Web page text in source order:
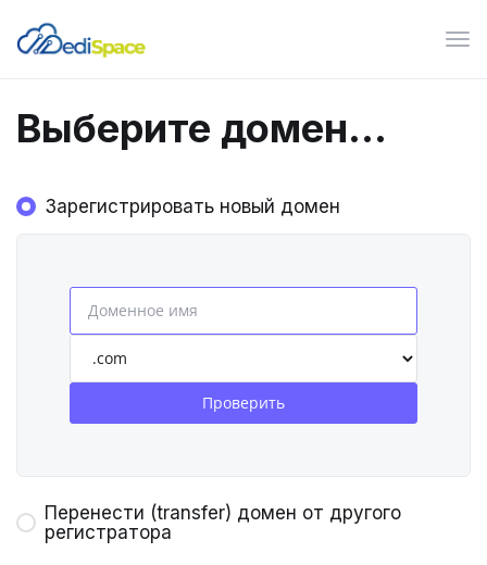
Выберите домен...
Зарегистрировать новый домен
Проверить
Перенести (transfer) домен от другого
регистратора